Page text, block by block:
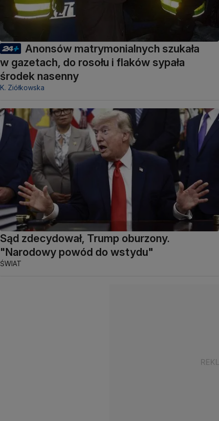
Anonsów matrymonialnych szukała
w gazetach, do rosołu i flaków sypała
środek nasenny
K. Ziółkowska
Sąd zdecydował, Trump oburzony.
"Narodowy powód do wstydu"
ŚWIAT